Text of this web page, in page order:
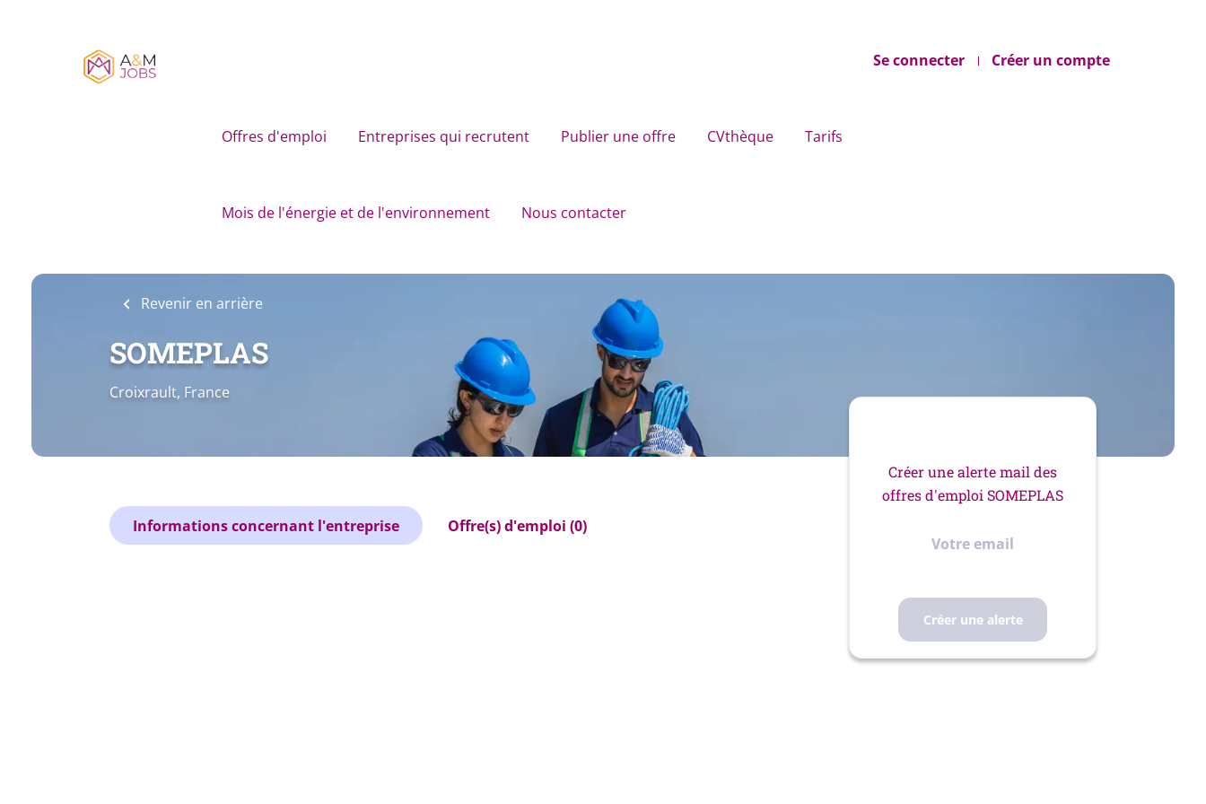
Se connecter Créer un compte
Offres d'emploi Entreprises qui recrutent Publier une offre CVthèque Tarifs
Mois de l'énergie et de l'environnement Nous contacter
Revenir en arrière
SOMEPLAS
Croixrault, France
Informations concernant l'entreprise Offre(s) d'emploi (0)
Créer une alerte mail des
offres d'emploi SOMEPLAS